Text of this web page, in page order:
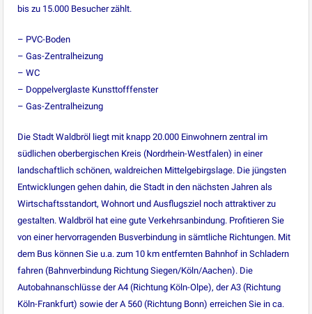
bis zu 15.000 Besucher zählt.
– PVC-Boden
– Gas-Zentralheizung
– WC
– Doppelverglaste Kunsttofffenster
– Gas-Zentralheizung
Die Stadt Waldbröl liegt mit knapp 20.000 Einwohnern zentral im
südlichen oberbergischen Kreis (Nordrhein-Westfalen) in einer
landschaftlich schönen, waldreichen Mittelgebirgslage. Die jüngsten
Entwicklungen gehen dahin, die Stadt in den nächsten Jahren als
Wirtschaftsstandort, Wohnort und Ausflugsziel noch attraktiver zu
gestalten. Waldbröl hat eine gute Verkehrsanbindung. Profitieren Sie
von einer hervorragenden Busverbindung in sämtliche Richtungen. Mit
dem Bus können Sie u.a. zum 10 km entfernten Bahnhof in Schladern
fahren (Bahnverbindung Richtung Siegen/Köln/Aachen). Die
Autobahnanschlüsse der A4 (Richtung Köln-Olpe), der A3 (Richtung
Köln-Frankfurt) sowie der A 560 (Richtung Bonn) erreichen Sie in ca.